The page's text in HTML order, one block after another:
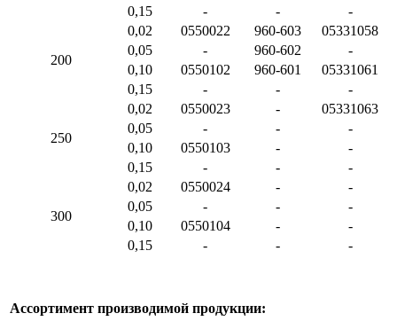
0,15
- - -
200
0,02 0550022 960-603
05331058
0,05
- 960-602
-
0,10
0550102 960-601
05331061
0,15
- - -
250
0,02 0550023 -
05331063
0,05
- -
-
0,10
0550103 -
-
0,15
- - -
300
0,02 0550024 -
-
0,05
- -
-
0,10
0550104 -
-
0,15
- - -
Ассортимент производимой продукции: